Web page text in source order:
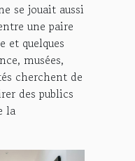
se jouait aussi
une paire
et quelques
musées,
cherchent de
des publics
la